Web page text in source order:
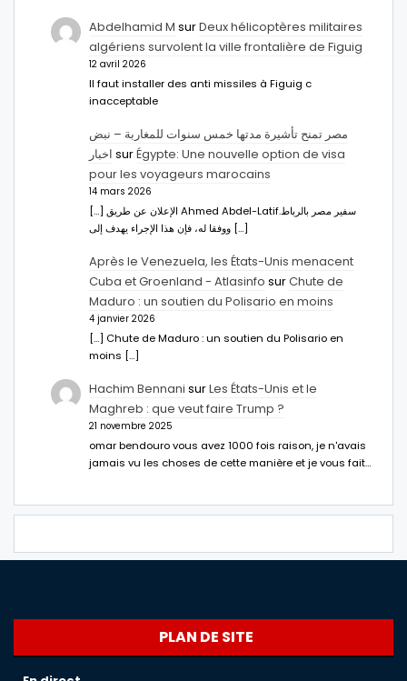
Abdelhamid M surDeux hélicoptères militaires
algériens survolent la ville frontalière de Figuig
12 avril 2026
Il faut installer des anti missiles à Figuig c
inacceptable
مصر تمنح تأشيرة مدتها خمس سنوات للمغاربة – نبض
اخبار surÉgypte: Une nouvelle option de visa
pour les voyageurs marocains
14 mars 2026
[…] الإعلان عن طريق Ahmed Abdel-Latifسفير مصر بالرباط.
ووفقا له، فإن هذا الإجراء يهدف إلى […]
Après le Venezuela, les États-Unis menacent
Cuba et Groenland - Atlasinfo surChute de
Maduro : un soutien du Polisario en moins
4 janvier 2026
[…] Chute de Maduro : un soutien du Polisario en
moins […]
Hachim Bennani surLes États-Unis et le
Maghreb : que veut faire Trump ?
21 novembre 2025
omar bendouro vous avez 1000 fois raison, je n'avais
jamais vu les choses de cette manière et je vous fait…
PLAN DE SITE